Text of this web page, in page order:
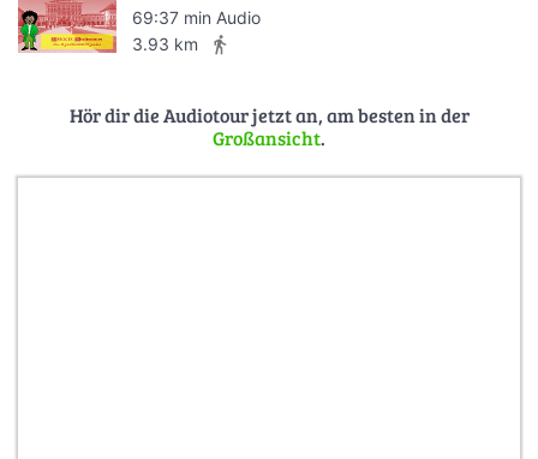
69:37 min Audio
3.93 km
directions_walk
Hör dir die Audiotour jetzt an, am besten in der
Großansicht.